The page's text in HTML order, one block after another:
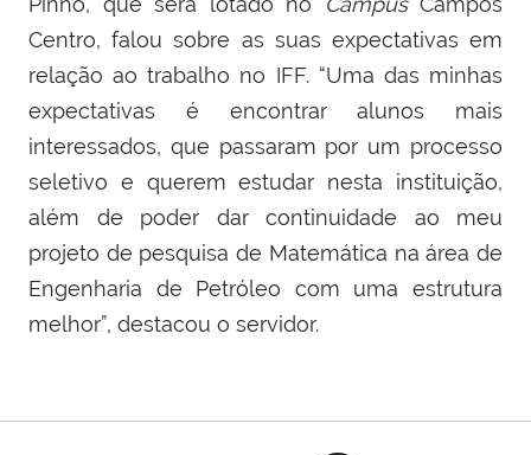
Centro, falou sobre as suas expectativas em
relação ao trabalho no IFF. “Uma das minhas
expectativas é encontrar alunos mais
interessados, que passaram por um processo
seletivo e querem estudar nesta instituição,
além de poder dar continuidade ao meu
projeto de pesquisa de Matemática na área de
Engenharia de Petróleo com uma estrutura
melhor”, destacou o servidor.